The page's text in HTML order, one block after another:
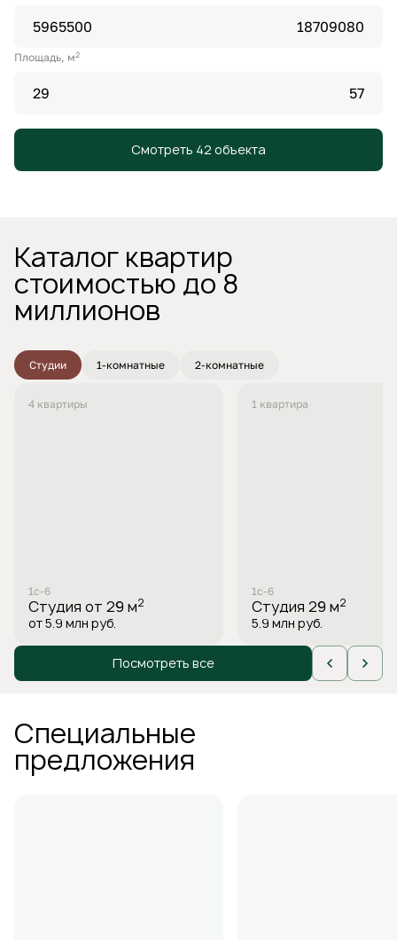
Площадь, м2
Смотреть 42 объекта
Каталог квартир
стоимостью до 8
миллионов
Студии 1-комнатные 2-комнатные
4 квартиры
1с-6
Студия от 29 м2
от 5.9 млн руб.
1 квартира
1с-6
Студия 29 м2
5.9 млн руб.
Посмотреть все
Специальные
предложения